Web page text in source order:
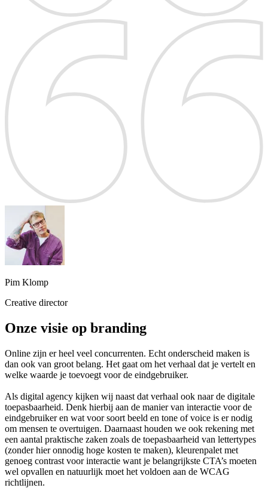
Pim Klomp
Creative director
Onze visie op branding
Online zijn er heel veel concurrenten. Echt onderscheid maken is
dan ook van groot belang. Het gaat om het verhaal dat je vertelt en
welke waarde je toevoegt voor de eindgebruiker.
Als digital agency kijken wij naast dat verhaal ook naar de digitale
toepasbaarheid. Denk hierbij aan de manier van interactie voor de
eindgebruiker en wat voor soort beeld en tone of voice is er nodig
om mensen te overtuigen. Daarnaast houden we ook rekening met
een aantal praktische zaken zoals de toepasbaarheid van lettertypes
(zonder hier onnodig hoge kosten te maken), kleurenpalet met
genoeg contrast voor interactie want je belangrijkste CTA’s moeten
wel opvallen en natuurlijk moet het voldoen aan de WCAG
richtlijnen.